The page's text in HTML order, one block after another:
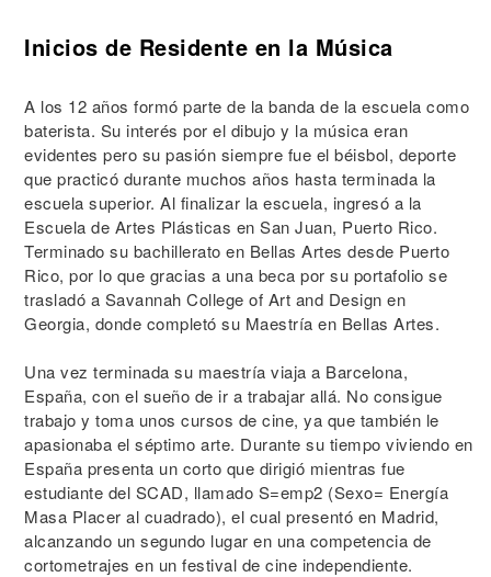
Inicios de Residente en la Música
A los 12 años formó parte de la banda de la escuela como
baterista. Su interés por el dibujo y la música eran
evidentes pero su pasión siempre fue el béisbol, deporte
que practicó durante muchos años hasta terminada la
escuela superior. Al finalizar la escuela, ingresó a la
Escuela de Artes Plásticas en San Juan, Puerto Rico.
Terminado su bachillerato en Bellas Artes desde Puerto
Rico, por lo que gracias a una beca por su portafolio se
trasladó a Savannah College of Art and Design en
Georgia, donde completó su Maestría en Bellas Artes.
Una vez terminada su maestría viaja a Barcelona,
España, con el sueño de ir a trabajar allá. No consigue
trabajo y toma unos cursos de cine, ya que también le
apasionaba el séptimo arte. Durante su tiempo viviendo en
España presenta un corto que dirigió mientras fue
estudiante del SCAD, llamado S=emp2 (Sexo= Energía
Masa Placer al cuadrado), el cual presentó en Madrid,
alcanzando un segundo lugar en una competencia de
cortometrajes en un festival de cine independiente.